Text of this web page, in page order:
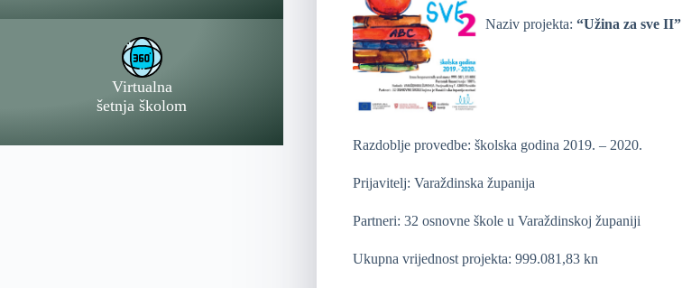
Naziv projekta: “Užina za sve II”
Razdoblje provedbe: školska godina 2019. – 2020.
Prijavitelj: Varaždinska županija
Partneri: 32 osnovne škole u Varaždinskoj županiji
Ukupna vrijednost projekta: 999.081,83 kn
Virtualna
šetnja školom